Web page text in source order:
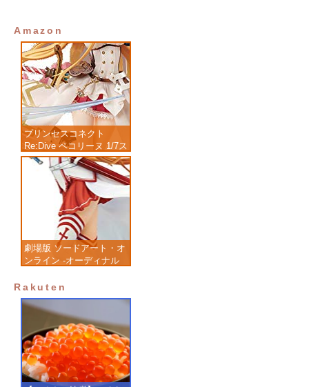
Amazon
プリンセスコネクト
Re:Dive ペコリーヌ 1/7ス
ケール 塗装済み完成品フ
ィギュア
劇場版 ソードアート・オ
ンライン -オーディナル
成品フィギュア
Rakuten